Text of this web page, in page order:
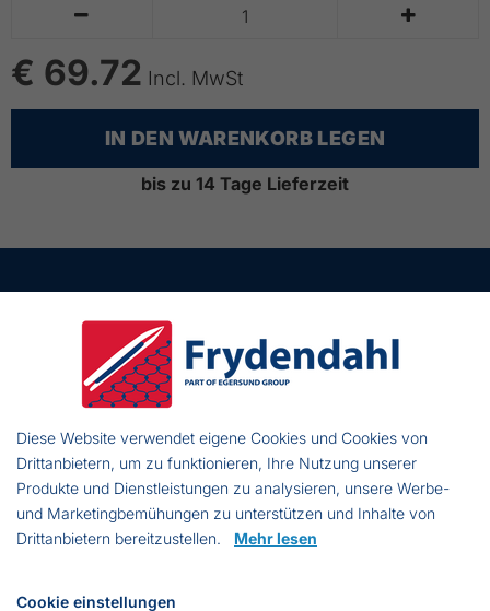
 
€ 69.72 Incl. MwSt
IN DEN WARENKORB LEGEN
bis zu 14 Tage Lieferzeit
23966 Wismar
Deutschland
03841 282426
Ust-Id: DE221608692
Diese Website verwendet eigene Cookies und Cookies von
Drittanbietern, um zu funktionieren, Ihre Nutzung unserer
Produkte und Dienstleistungen zu analysieren, unsere Werbe-
und Marketingbemühungen zu unterstützen und Inhalte von
Drittanbietern bereitzustellen. Mehr lesen
Cookie einstellungen